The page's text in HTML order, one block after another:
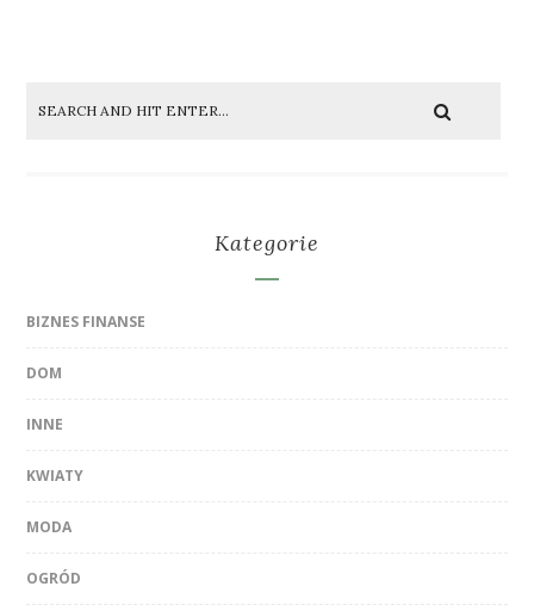
Kategorie
BIZNES FINANSE
DOM
INNE
KWIATY
MODA
OGRÓD